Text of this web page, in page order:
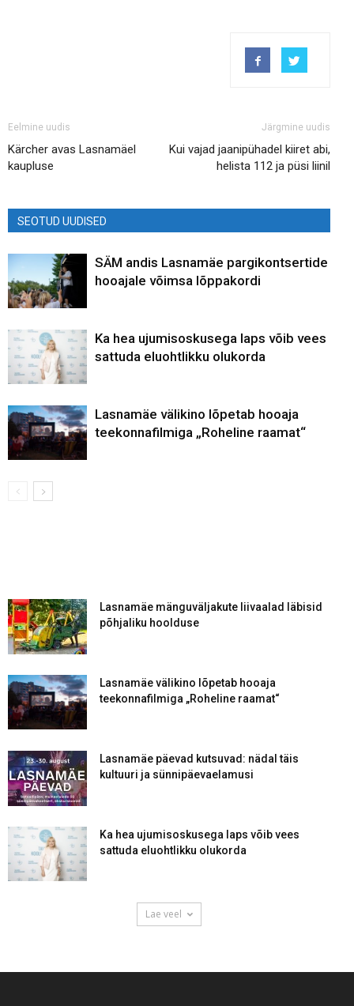
Eelmine uudis
Kärcher avas Lasnamäel
kaupluse
Järgmine uudis
Kui vajad jaanipühadel kiiret abi,
helista 112 ja püsi liinil
SEOTUD UUDISED
SÄM andis Lasnamäe pargikontsertide
hooajale võimsa lõppakordi
Ka hea ujumisoskusega laps võib vees
sattuda eluohtlikku olukorda
Lasnamäe välikino lõpetab hooaja
teekonnafilmiga „Roheline raamat“
Lasnamäe mänguväljakute liivaalad läbisid
põhjaliku hoolduse
Lasnamäe välikino lõpetab hooaja
teekonnafilmiga „Roheline raamat“
Lasnamäe päevad kutsuvad: nädal täis
kultuuri ja sünnipäevaelamusi
Ka hea ujumisoskusega laps võib vees
sattuda eluohtlikku olukorda
Lae veel